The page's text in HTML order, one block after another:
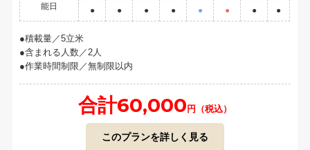
能日
● ● ● ● ● ● ● ●
積載量／5立米
含まれる人数／2人
作業時間制限／無制限以内
合計60,000 円（税込）
このプランを詳しく見る